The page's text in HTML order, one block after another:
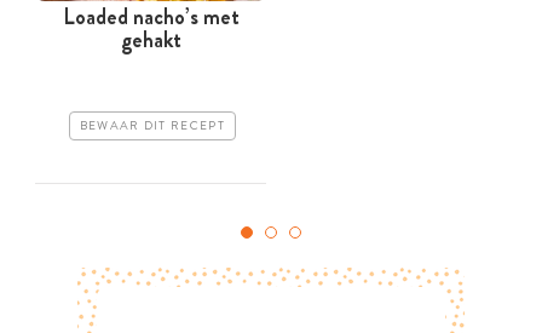
Loaded nacho’s met
gehakt
BEWAAR DIT RECEPT